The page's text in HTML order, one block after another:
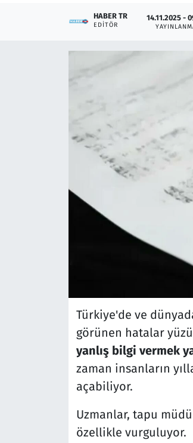
HABER TR
EDITÖR
14.11.2025 -
Türkiye'de ve
görünen hatalar
yanlış bilgi vermek
zaman insanların
açabiliyor.
Uzmanlar, tapu
özellikle vurguluyor.
Çevre & Doğa